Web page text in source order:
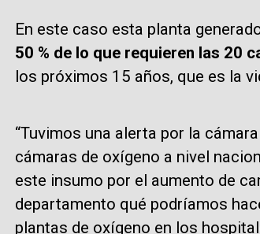
En este caso esta planta
50 % de lo que requieren las 20
los próximos 15 años, que es la
“Tuvimos una alerta por la
cámaras de oxígeno a nivel
este insumo por el aumento de
departamento qué podríamos
plantas de oxígeno en los